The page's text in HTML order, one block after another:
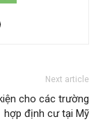
Next article
cho các trường
hợp định cư tại Mỹ